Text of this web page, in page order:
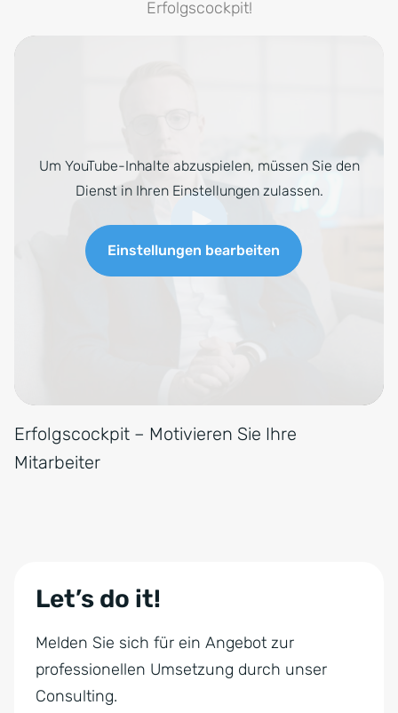
Erfolgscockpit!
Um YouTube-Inhalte abzuspielen, müssen Sie den
Dienst in Ihren Einstellungen zulassen.
Einstellungen bearbeiten
Erfolgscockpit – Motivieren Sie Ihre
Mitarbeiter
Let’s do it!
Melden Sie sich für ein Angebot zur
professionellen Umsetzung durch unser
Consulting.